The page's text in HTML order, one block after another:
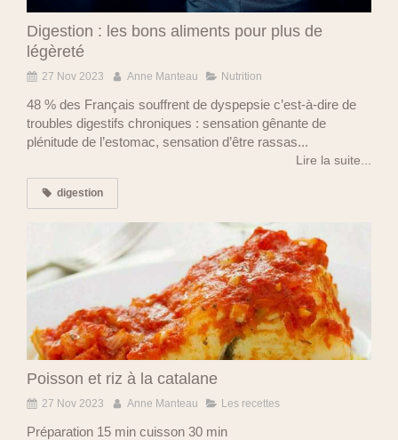
Digestion : les bons aliments pour plus de
légèreté
27 Nov 2023 Anne Manteau Nutrition
48 % des Français souffrent de dyspepsie c’est-à-dire de
troubles digestifs chroniques : sensation gênante de
plénitude de l’estomac, sensation d’être rassas...
Lire la suite...
digestion
Poisson et riz à la catalane
27 Nov 2023 Anne Manteau Les recettes
Préparation 15 min cuisson 30 min